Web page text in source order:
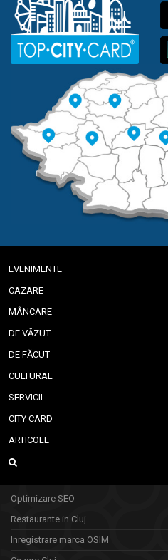
EVENIMENTE
CAZARE
MÂNCARE
DE VĂZUT
DE FĂCUT
CULTURAL
SERVICII
CITY CARD
ARTICOLE
Optimizare SEO
Restaurante in Cluj
Inregistrare marca OSIM